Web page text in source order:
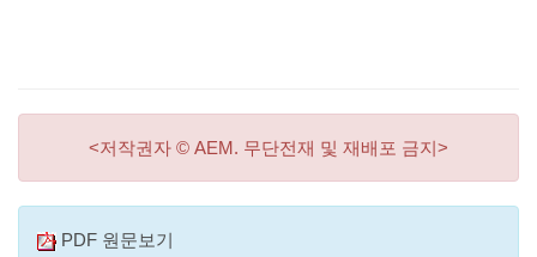
<저작권자 © AEM. 무단전재 및 재배포 금지>
PDF 원문보기